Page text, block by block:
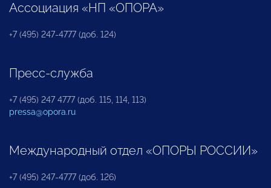
Ассоциация «НП «ОПОРА»
+7 (495) 247-4777 (доб. 124)
Пресс-служба
+7 (495) 247 4777 (доб. 115, 114, 113)
pressa@opora.ru
Международный отдел «ОПОРЫ РОССИИ»
+7 (495) 247-4777 (доб. 126)